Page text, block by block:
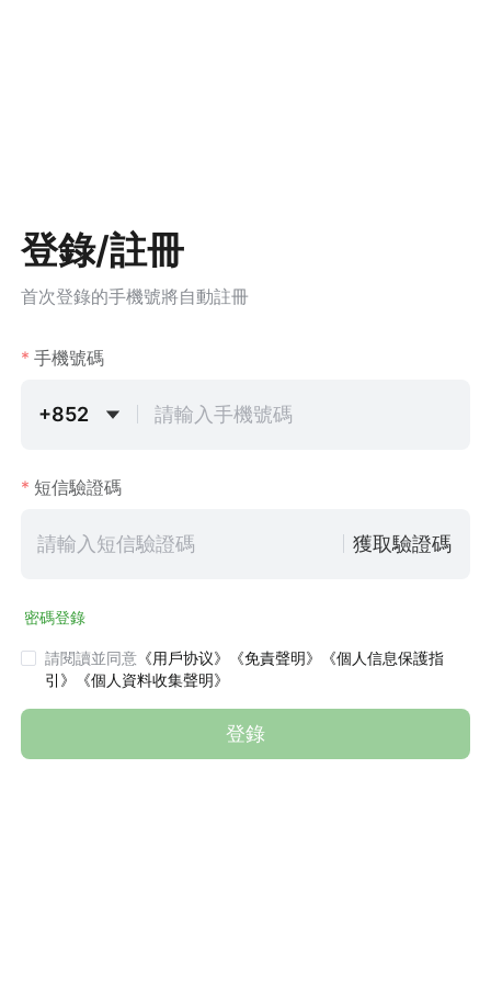
登錄/註冊
首次登錄的手機號將自動註冊
手機號碼
+852
短信驗證碼
獲取驗證碼
密碼登錄
請閱讀並同意 《用戶协议》 《免責聲明》
《個人信息保護指
引》
《個人資料收集聲明》
登錄